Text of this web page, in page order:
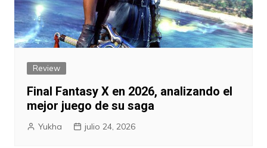
Review
Final Fantasy X en 2026, analizando el
mejor juego de su saga
Yukha julio 24, 2026